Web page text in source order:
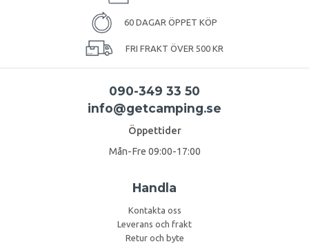
60 DAGAR ÖPPET KÖP
FRI FRAKT ÖVER 500 KR
090-349 33 50
info@getcamping.se
Öppettider
Mån-Fre 09:00-17:00
Handla
Kontakta oss
Leverans och frakt
Retur och byte